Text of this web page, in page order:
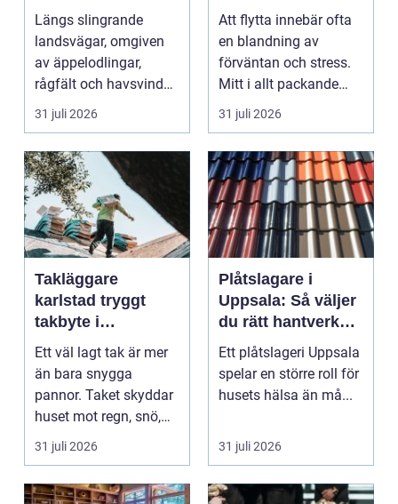
möter kreativt
hantverk
Längs slingrande
landsvägar, omgiven
av äppelodlingar,
rågfält och havsvindar,
har
blomsterhantverke...
31 juli 2026
Att flytta innebär ofta
en blandning av
förväntan och stress.
Mitt i allt packande
och planerande dy...
31 juli 2026
Takläggare
karlstad tryggt
takbyte i
värmländskt klimat
Ett väl lagt tak är mer
än bara snygga
pannor. Taket skyddar
huset mot regn, snö,
blåst och stark vå...
31 juli 2026
Plåtslagare i
Uppsala: Så väljer
du rätt hantverkare
för tak och fasad
Ett plåtslageri Uppsala
spelar en större roll för
husets hälsa än må...
31 juli 2026